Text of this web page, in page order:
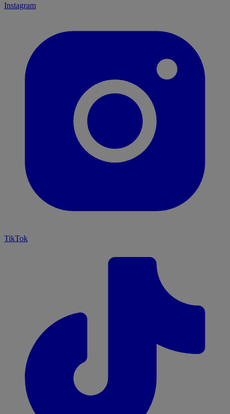
Instagram
TikTok